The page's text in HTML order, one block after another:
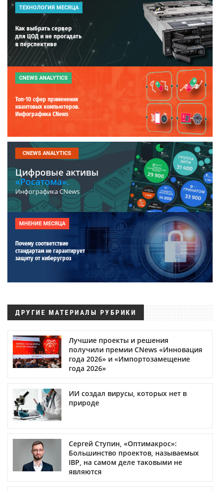
ТЕХНОЛОГИЯ МЕСЯЦА
Как выбрать сервер
для ЦОД и не прогадать
в перспективе
CNEWS ANALYTICS
Топ-10 сфер применения
квантовых компьютеров.
Инфографика CNews
CNEWS ANALYTICS
Цифровые активы
«Росатома».
Инфографика CNews
МНЕНИЕ МЕСЯЦА
Почему соответствие
стандартам не гарантирует
защиту от киберугроз
ДРУГИЕ МАТЕРИАЛЫ РУБРИКИ
Лучшие проекты и решения
получили премии CNews «Инновация
года 2026» и «Импортозамещение
года 2026»
ИИ создал вирусы, которых нет в
природе
Сергей Ступин, «Оптимакрос»:
Большинство проектов, называемых
IBP, на самом деле таковыми не
являются